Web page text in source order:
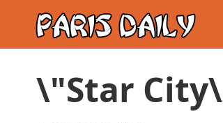
\"Star City\